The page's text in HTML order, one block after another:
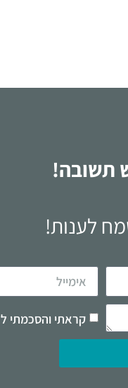
תשובה!
לענות!
קראתי והסכמתי ל